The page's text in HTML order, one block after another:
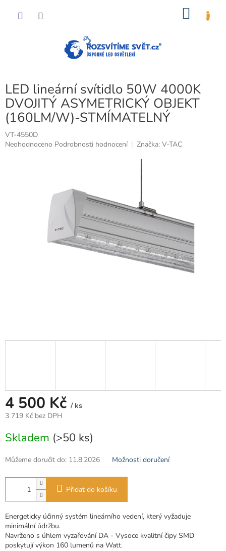
LED lineární svítidlo 50W 4000K
DVOJITÝ ASYMETRICKÝ OBJEKT
(160LM/W)-STMÍMATELNÝ
VT-4550D
Průměrné
Neohodnoceno Podrobnosti hodnocení Značka: V-TAC
4 500 Kč / ks
3 719 Kč bez DPH
cena:
Skladem (>50 ks)
Můžeme doručit do: 11.8.2026 Možnosti doručení
Přidat do košíku
Energeticky účinný systém lineárního vedení, který vyžaduje
minimální údržbu.
Navrženo s úhlem vyzařování DA - Vysoce kvalitní čipy SMD
poskytují výkon 160 lumenů na Watt.